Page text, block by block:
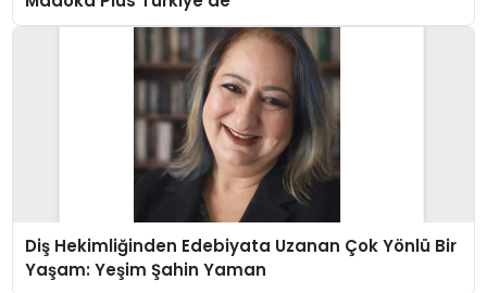
Diş Hekimliğinden Edebiyata Uzanan Çok Yönlü Bir
Yaşam: Yeşim Şahin Yaman